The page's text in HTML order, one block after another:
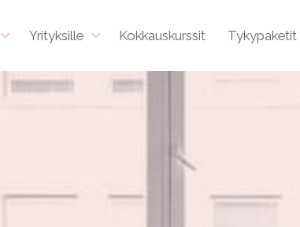
Yrityksille Kokkauskurssit Tykypaketit